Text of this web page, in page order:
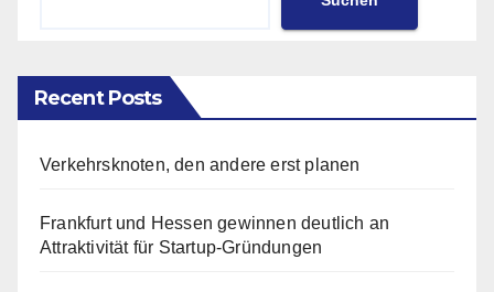
Recent Posts
Verkehrsknoten, den andere erst planen
Frankfurt und Hessen gewinnen deutlich an
Attraktivität für Startup-Gründungen